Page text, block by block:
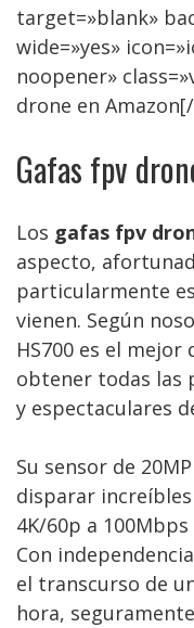
target=»blank»
wide=»yes»
noopener»
drone en
Gafas fpv
Los gafas fpv
aspecto,
particularmente
vienen. Según
HS700 es el
obtener todas las
y espectaculares
Su sensor de
disparar
4K/60p a
Con
el transcurso de
hora,